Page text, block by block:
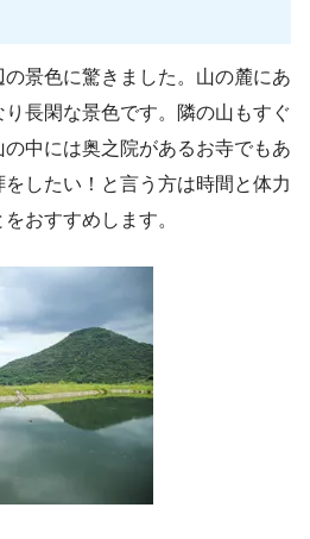
景色に驚きました。山の麓にあ
長閑な景色です。隣の山もすぐ
中には奥之院があるお寺でもあ
したい！と言う方は時間と体力
おすすめします。